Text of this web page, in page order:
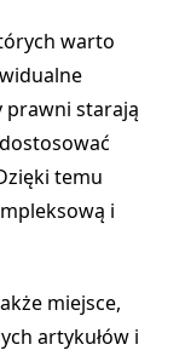
warto
prawni starają
temu
i
miejsce,
artykułów i